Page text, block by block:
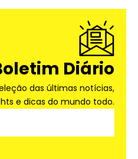
Diário
das últimas notícias,
e dicas do mundo todo.